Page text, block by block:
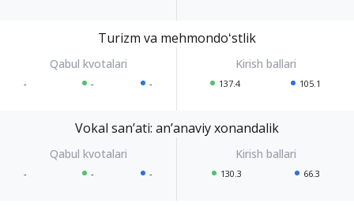
Turizm va mehmondoʻstlik
- - - 137.4 105.1
Vokal sanʼati: anʼanaviy xonandalik
- - - 130.3 66.3